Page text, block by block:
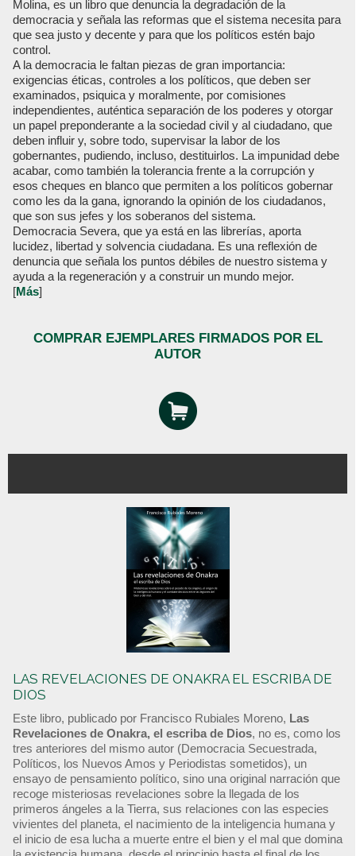
Molina, es un libro que denuncia la degradación de la
democracia y señala las reformas que el sistema necesita para
que sea justo y decente y para que los políticos estén bajo
control.
A la democracia le faltan piezas de gran importancia:
exigencias éticas, controles a los políticos, que deben ser
examinados, psiquica y moralmente, por comisiones
independientes, auténtica separación de los poderes y otorgar
un papel preponderante a la sociedad civil y al ciudadano, que
deben influir y, sobre todo, supervisar la labor de los
gobernantes, pudiendo, incluso, destituirlos. La impunidad debe
acabar, como también la tolerancia frente a la corrupción y
esos cheques en blanco que permiten a los políticos gobernar
como les da la gana, ignorando la opinión de los ciudadanos,
que son sus jefes y los soberanos del sistema.
Democracia Severa, que ya está en las librerías, aporta
lucidez, libertad y solvencia ciudadana. Es una reflexión de
denuncia que señala los puntos débiles de nuestro sistema y
ayuda a la regeneración y a construir un mundo mejor.
[Más]
COMPRAR EJEMPLARES FIRMADOS POR EL
AUTOR
LAS REVELACIONES DE ONAKRA EL ESCRIBA DE
DIOS
Este libro, publicado por Francisco Rubiales Moreno, Las
Revelaciones de Onakra, el escriba de Dios, no es, como los
tres anteriores del mismo autor (Democracia Secuestrada,
Políticos, los Nuevos Amos y Periodistas sometidos), un
ensayo de pensamiento político, sino una original narración que
recoge misteriosas revelaciones sobre la llegada de los
primeros ángeles a la Tierra, sus relaciones con las especies
vivientes del planeta, el nacimiento de la inteligencia humana y
el inicio de esa lucha a muerte entre el bien y el mal que domina